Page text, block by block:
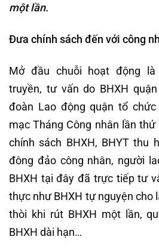
một lần.
Đưa chính sách đến với công
Mở đầu chuỗi hoạt động là
truyền, tư vấn do BHXH
đoàn Lao động quận tổ
mạc Tháng Công nhân lần
chính sách BHXH, BHYT thu
đông đảo công nhân, người
BHXH tại đây đã trực tiếp tư
thực như BHXH tự nguyện cho
thòi khi rút BHXH một lần,
BHXH dài hạn…